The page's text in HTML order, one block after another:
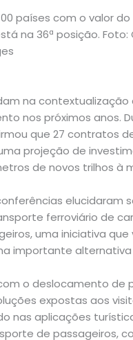
na
nos próximos anos.
que 27 contratos
projeção de
de novos trilhos à
elucidaram
ferroviário de
uma iniciativa
importante
o deslocamento de
expostas aos
nas aplicações
de passageiros,